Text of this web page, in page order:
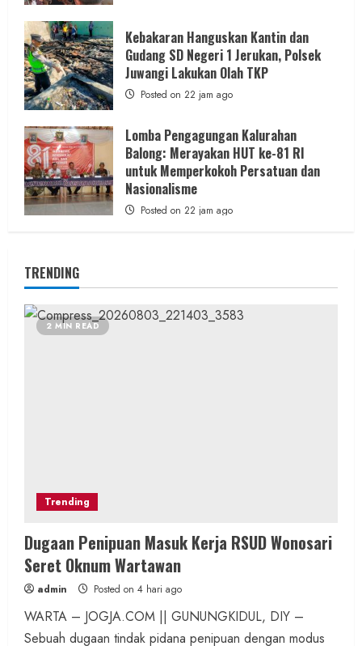
Kebakaran Hanguskan Kantin dan
Gudang SD Negeri 1 Jerukan, Polsek
Juwangi Lakukan Olah TKP
Posted on 22 jam ago
Lomba Pengagungan Kalurahan
Balong: Merayakan HUT ke-81 RI
untuk Memperkokoh Persatuan dan
Nasionalisme
Posted on 22 jam ago
TRENDING
2 MIN READ
Trending
Dugaan Penipuan Masuk Kerja RSUD Wonosari
Seret Oknum Wartawan
admin Posted on 4 hari ago
WARTA – JOGJA.COM || GUNUNGKIDUL, DIY –
Sebuah dugaan tindak pidana penipuan dengan modus